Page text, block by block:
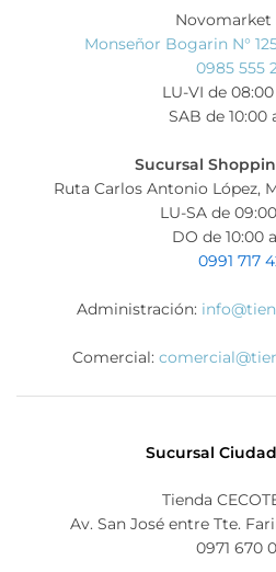
Novomarket
Monseñor Bogarin N°
0985 555
LU-VI de 08:00
SAB de 10:00
Sucursal
Ruta Carlos Antonio López,
LU-SA de
DO de 10:00
0991 717
Administración:
Comercial:
Sucursal
Tienda
Av. San José entre Tte.
0971 670